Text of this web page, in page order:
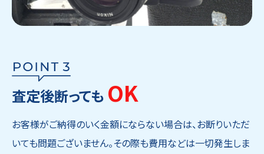
査定後断っても OK
お客様がご納得のいく金額にならない場合は、お断りいただ
いても問題ございません。その際も費用などは一切発生しま